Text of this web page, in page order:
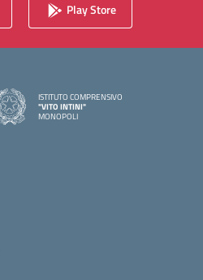
Play Store
ISTITUTO COMPRENSIVO
"VITO INTINI"
MONOPOLI